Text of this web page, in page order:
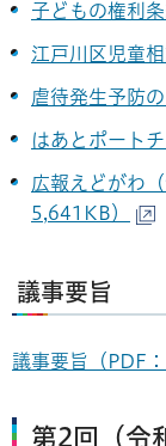
子どもの権利
江戸川区児童
虐待発生予防
はあとポート
広報えどがわ
5,641KB）
議事要旨
議事要旨（PDF
第2回（令